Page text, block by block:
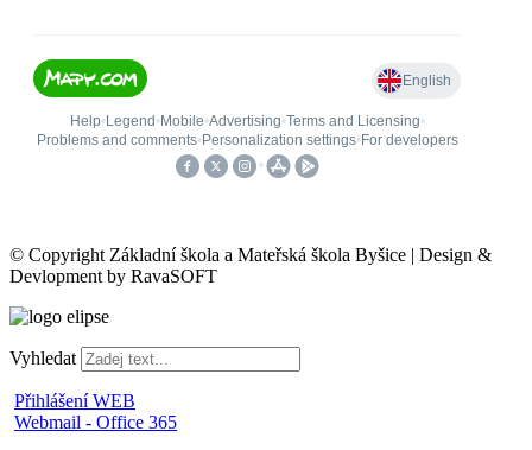
© Copyright Základní škola a Mateřská škola Byšice | Design &
Devlopment by RavaSOFT
Vyhledat
Přihlášení WEB
Webmail - Office 365